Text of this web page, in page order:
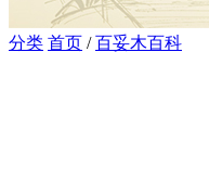
分类 首页 /百妥木百科